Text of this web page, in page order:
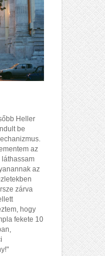
Heller
be
az
láthassam
az
zárva
hogy
fekete 10